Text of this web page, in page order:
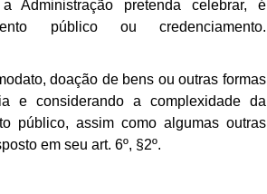
pretenda celebrar, é
público ou credenciamento.
doação de bens ou outras formas
e considerando a complexidade da
público, assim como algumas outras
em seu art. 6º, §2º.